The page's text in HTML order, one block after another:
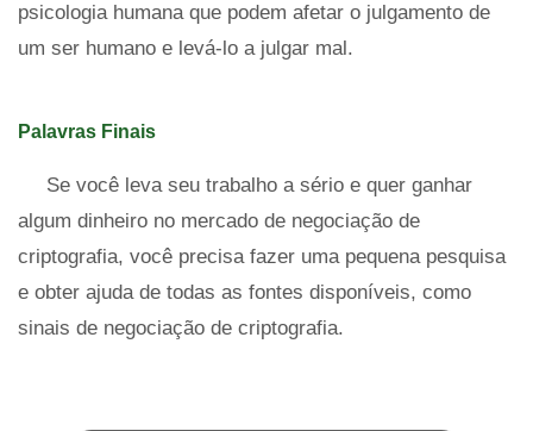
psicologia humana que podem afetar o julgamento de
um ser humano e levá-lo a julgar mal.
Palavras Finais
Se você leva seu trabalho a sério e quer ganhar
algum dinheiro no mercado de negociação de
criptografia, você precisa fazer uma pequena pesquisa
e obter ajuda de todas as fontes disponíveis, como
sinais de negociação de criptografia.